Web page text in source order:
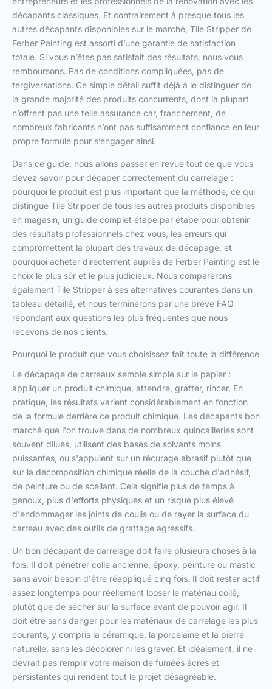
décapants classiques. Et contrairement à presque tous les
autres décapants disponibles sur le marché, Tile Stripper de
Ferber Painting est assorti d’une garantie de satisfaction
totale. Si vous n’êtes pas satisfait des résultats, nous vous
remboursons. Pas de conditions compliquées, pas de
tergiversations. Ce simple détail suffit déjà à le distinguer de
la grande majorité des produits concurrents, dont la plupart
n’offrent pas une telle assurance car, franchement, de
nombreux fabricants n’ont pas suffisamment confiance en leur
propre formule pour s’engager ainsi.
Dans ce guide, nous allons passer en revue tout ce que vous
devez savoir pour décaper correctement du carrelage :
pourquoi le produit est plus important que la méthode, ce qui
distingue Tile Stripper de tous les autres produits disponibles
en magasin, un guide complet étape par étape pour obtenir
des résultats professionnels chez vous, les erreurs qui
compromettent la plupart des travaux de décapage, et
pourquoi acheter directement auprès de Ferber Painting est le
choix le plus sûr et le plus judicieux. Nous comparerons
également Tile Stripper à ses alternatives courantes dans un
tableau détaillé, et nous terminerons par une brève FAQ
répondant aux questions les plus fréquentes que nous
recevons de nos clients.
Pourquoi le produit que vous choisissez fait toute la différence
Le décapage de carreaux semble simple sur le papier :
appliquer un produit chimique, attendre, gratter, rincer. En
pratique, les résultats varient considérablement en fonction
de la formule derrière ce produit chimique. Les décapants bon
marché que l'on trouve dans de nombreux quincailleries sont
souvent dilués, utilisent des bases de solvants moins
puissantes, ou s'appuient sur un récurage abrasif plutôt que
sur la décomposition chimique réelle de la couche d'adhésif,
de peinture ou de scellant. Cela signifie plus de temps à
genoux, plus d'efforts physiques et un risque plus élevé
d'endommager les joints de coulis ou de rayer la surface du
carreau avec des outils de grattage agressifs.
Un bon décapant de carrelage doit faire plusieurs choses à la
fois. Il doit pénétrer colle ancienne, époxy, peinture ou mastic
sans avoir besoin d'être réappliqué cinq fois. Il doit rester actif
assez longtemps pour réellement looser le matériau collé,
plutôt que de sécher sur la surface avant de pouvoir agir. Il
doit être sans danger pour les matériaux de carrelage les plus
courants, y compris la céramique, la porcelaine et la pierre
naturelle, sans les décolorer ni les graver. Et idéalement, il ne
devrait pas remplir votre maison de fumées âcres et
persistantes qui rendent tout le projet désagréable.